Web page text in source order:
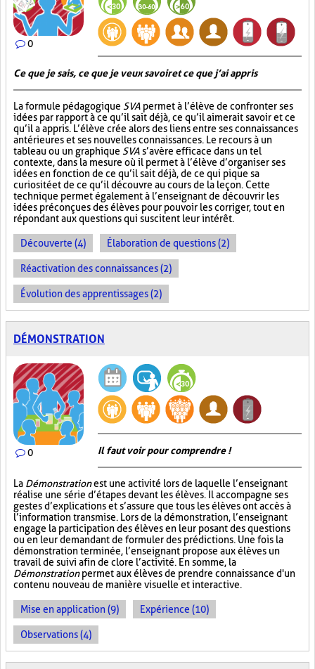
0
Ce que je sais, ce que je veux savoir et ce que j’ai appris
La formule pédagogique SVA permet à l’élève de confronter ses
idées par rapport à ce qu’il sait déjà, ce qu’il aimerait savoir et ce
qu’il a appris. L’élève crée alors des liens entre ses connaissances
antérieures et ses nouvelles connaissances. Le recours à un
tableau ou un graphique SVA s’avère efficace dans un tel
contexte, dans la mesure où il permet à l’élève d’organiser ses
idées en fonction de ce qu’il sait déjà, de ce qui pique sa
curiosité et de ce qu’il découvre au cours de la leçon. Cette
technique permet également à l’enseignant de découvrir les
idées préconçues des élèves pour pouvoir les corriger, tout en
répondant aux questions qui suscitent leur intérêt.
Découverte (4) Élaboration de questions (2)
Réactivation des connaissances (2)
Évolution des apprentissages (2)
DÉMONSTRATION
0 Il faut voir pour comprendre !
La Démonstrationest une activité lors de laquelle l’enseignant
réalise une série d’étapes devant les élèves. Il accompagne ses
gestes d’explications et s’assure que tous les élèves ont accès à
l’information transmise. Lors de la démonstration, l’enseignant
engage la participation des élèves en leur posant des questions
ou en leur demandant de formuler des prédictions. Une fois la
démonstration terminée, l’enseignant propose aux élèves un
travail de suivi afin de clore l’activité. En somme, la
Démonstrationpermet aux élèves de prendre connaissance d'un
contenu nouveau de manière visuelle et interactive.
Mise en application (9) Expérience (10)
Observations (4)